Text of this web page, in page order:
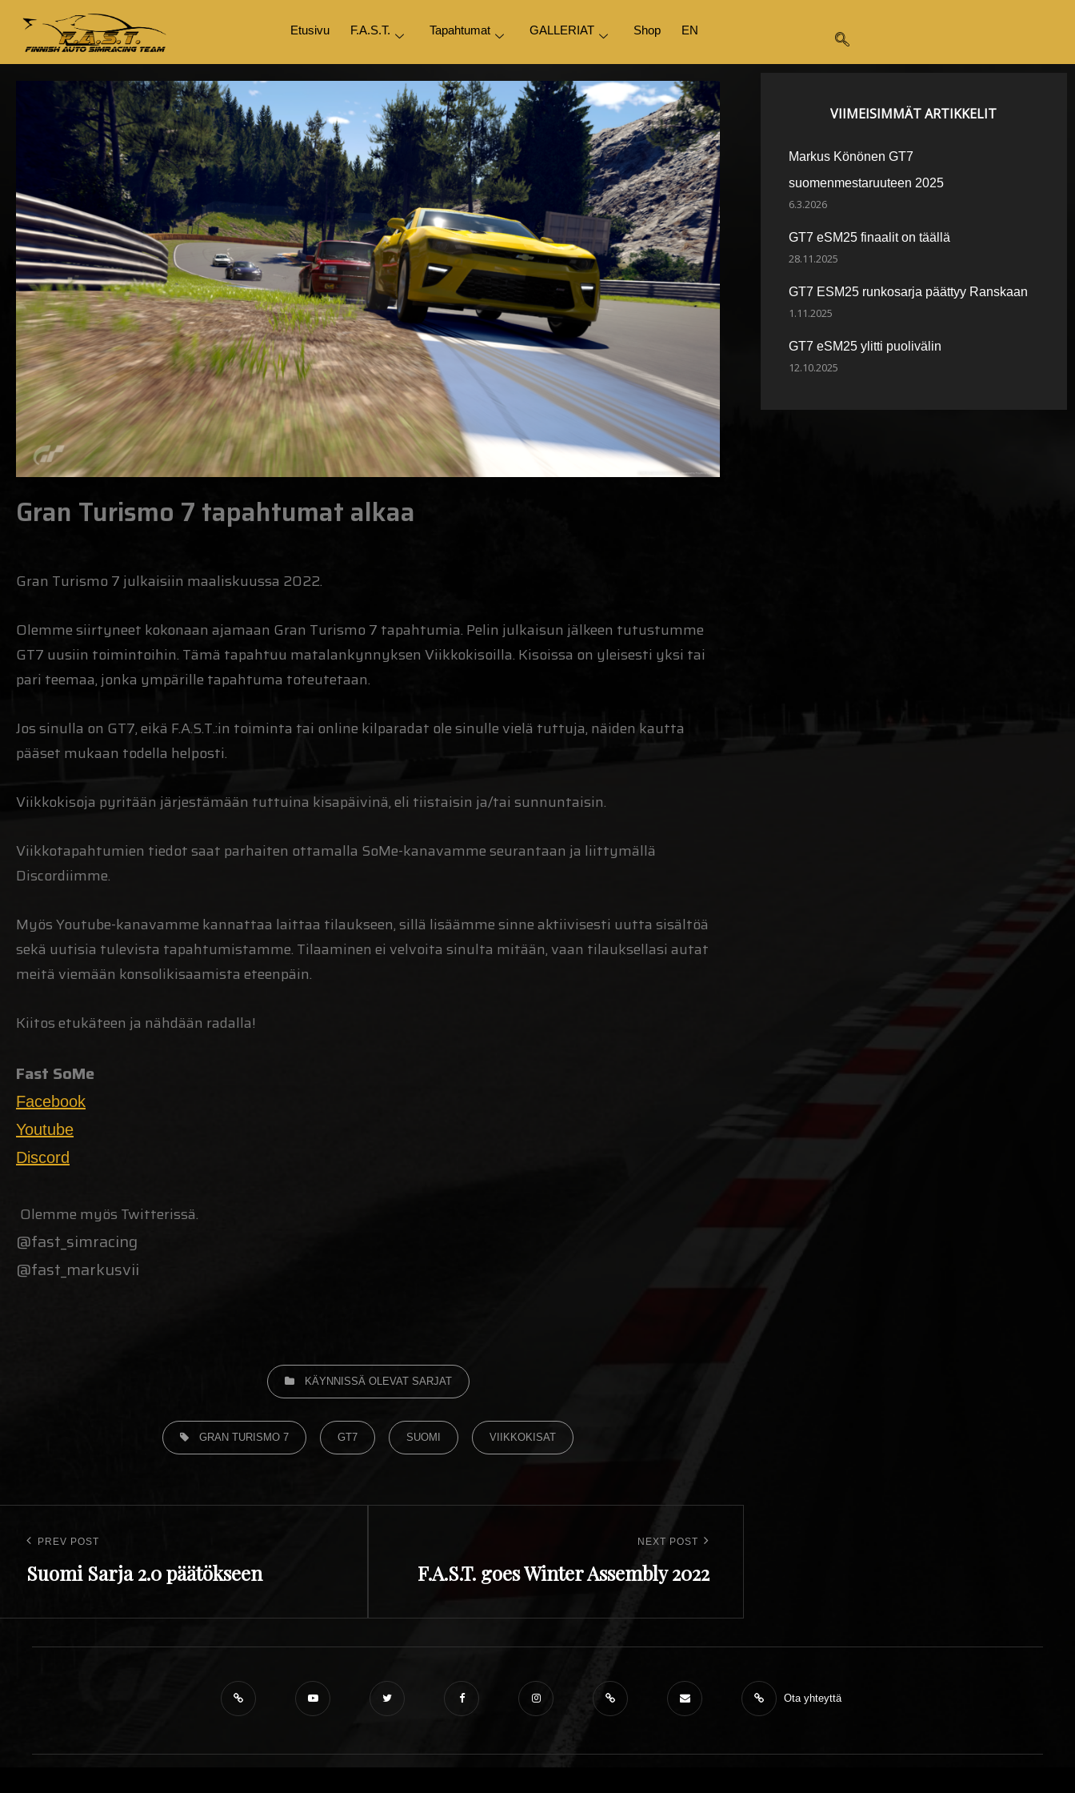
Etusivu F.A.S.T. Tapahtumat GALLERIAT Shop EN
Gran Turismo 7 tapahtumat alkaa
Gran Turismo 7 julkaisiin maaliskuussa 2022.
Olemme siirtyneet kokonaan ajamaan Gran Turismo 7 tapahtumia. Pelin julkaisun jälkeen tutustumme
GT7 uusiin toimintoihin. Tämä tapahtuu matalankynnyksen Viikkokisoilla. Kisoissa on yleisesti yksi tai
pari teemaa, jonka ympärille tapahtuma toteutetaan.
Jos sinulla on GT7, eikä F.A.S.T.:in toiminta tai online kilparadat ole sinulle vielä tuttuja, näiden kautta
pääset mukaan todella helposti.
Viikkokisoja pyritään järjestämään tuttuina kisapäivinä, eli tiistaisin ja/tai sunnuntaisin.
Viikkotapahtumien tiedot saat parhaiten ottamalla SoMe-kanavamme seurantaan ja liittymällä
Discordiimme.
Myös Youtube-kanavamme kannattaa laittaa tilaukseen, sillä lisäämme sinne aktiivisesti uutta sisältöä
sekä uutisia tulevista tapahtumistamme. Tilaaminen ei velvoita sinulta mitään, vaan tilauksellasi autat
meitä viemään konsolikisaamista eteenpäin.
Kiitos etukäteen ja nähdään radalla!
Fast SoMe
Facebook
Youtube
Discord
Olemme myös Twitterissä.
@fast_simracing
@fast_markusvii
KÄYNNISSÄ OLEVAT SARJAT
GRAN TURISMO 7 GT7 SUOMI VIIKKOKISAT
PREV POST
Suomi Sarja 2.0 päätökseen
NEXT POST
F.A.S.T. goes Winter Assembly 2022
VIIMEISIMMÄT ARTIKKELIT
Markus Könönen GT7
suomenmestaruuteen 2025
6.3.2026
GT7 eSM25 finaalit on täällä
28.11.2025
GT7 ESM25 runkosarja päättyy Ranskaan
1.11.2025
GT7 eSM25 ylitti puolivälin
12.10.2025
Ota yhteyttä